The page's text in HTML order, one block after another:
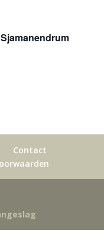
Contact